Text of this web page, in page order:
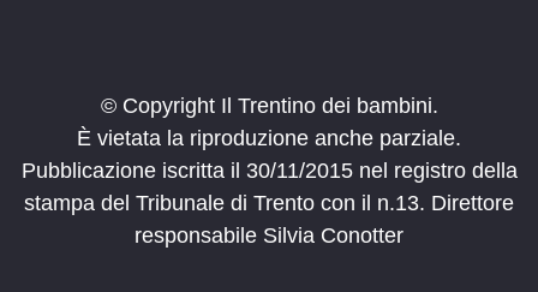
© Copyright Il Trentino dei bambini.
È vietata la riproduzione anche parziale.
Pubblicazione iscritta il 30/11/2015 nel registro della
stampa del Tribunale di Trento con il n.13. Direttore
responsabile Silvia Conotter